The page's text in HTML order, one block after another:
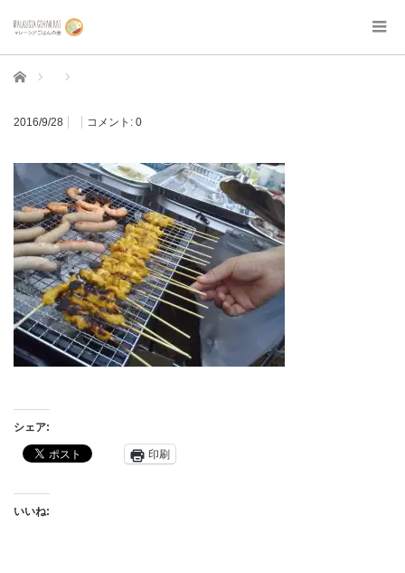
ホーム
2016/9/28 コメント: 0
シェア:
印刷
いいね: